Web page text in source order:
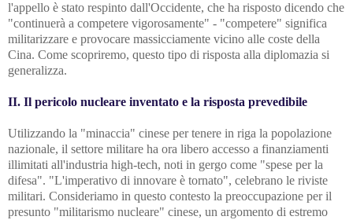
l'appello è stato respinto dall'Occidente, che ha risposto dicendo che
"continuerà a competere vigorosamente" - "competere" significa
militarizzare e provocare massicciamente vicino alle coste della
Cina. Come scopriremo, questo tipo di risposta alla diplomazia si
generalizza.
II. Il pericolo nucleare inventato e la risposta prevedibile
Utilizzando la "minaccia" cinese per tenere in riga la popolazione
nazionale, il settore militare ha ora libero accesso a finanziamenti
illimitati all'industria high-tech, noti in gergo come "spese per la
difesa". "L'imperativo di innovare è tornato", celebrano le riviste
militari. Consideriamo in questo contesto la preoccupazione per il
presunto "militarismo nucleare" cinese, un argomento di estremo